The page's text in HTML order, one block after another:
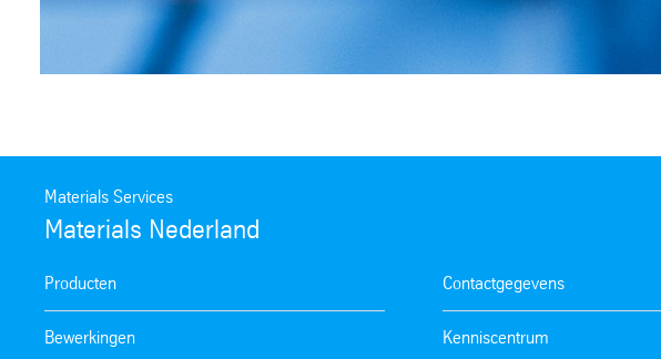
Materials Services
Materials Nederland
Producten
Bewerkingen
Contactgegevens
Kenniscentrum